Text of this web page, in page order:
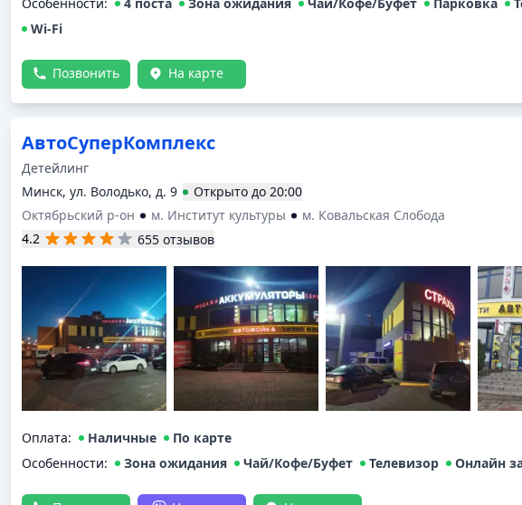
Wi-Fi
Позвонить На карте
АвтоСуперКомплекс
Детейлинг
Минск, ул. Володько, д. 9
Открыто до 20:00
Октябрьский р-он
м. Институт культуры
м. Ковальская Слобода
4.2
655 отзывов
Оплата: Наличные
По карте
Особенности:
Зона ожидания Чай/Кофе/Буфет Телевизор Онлайн